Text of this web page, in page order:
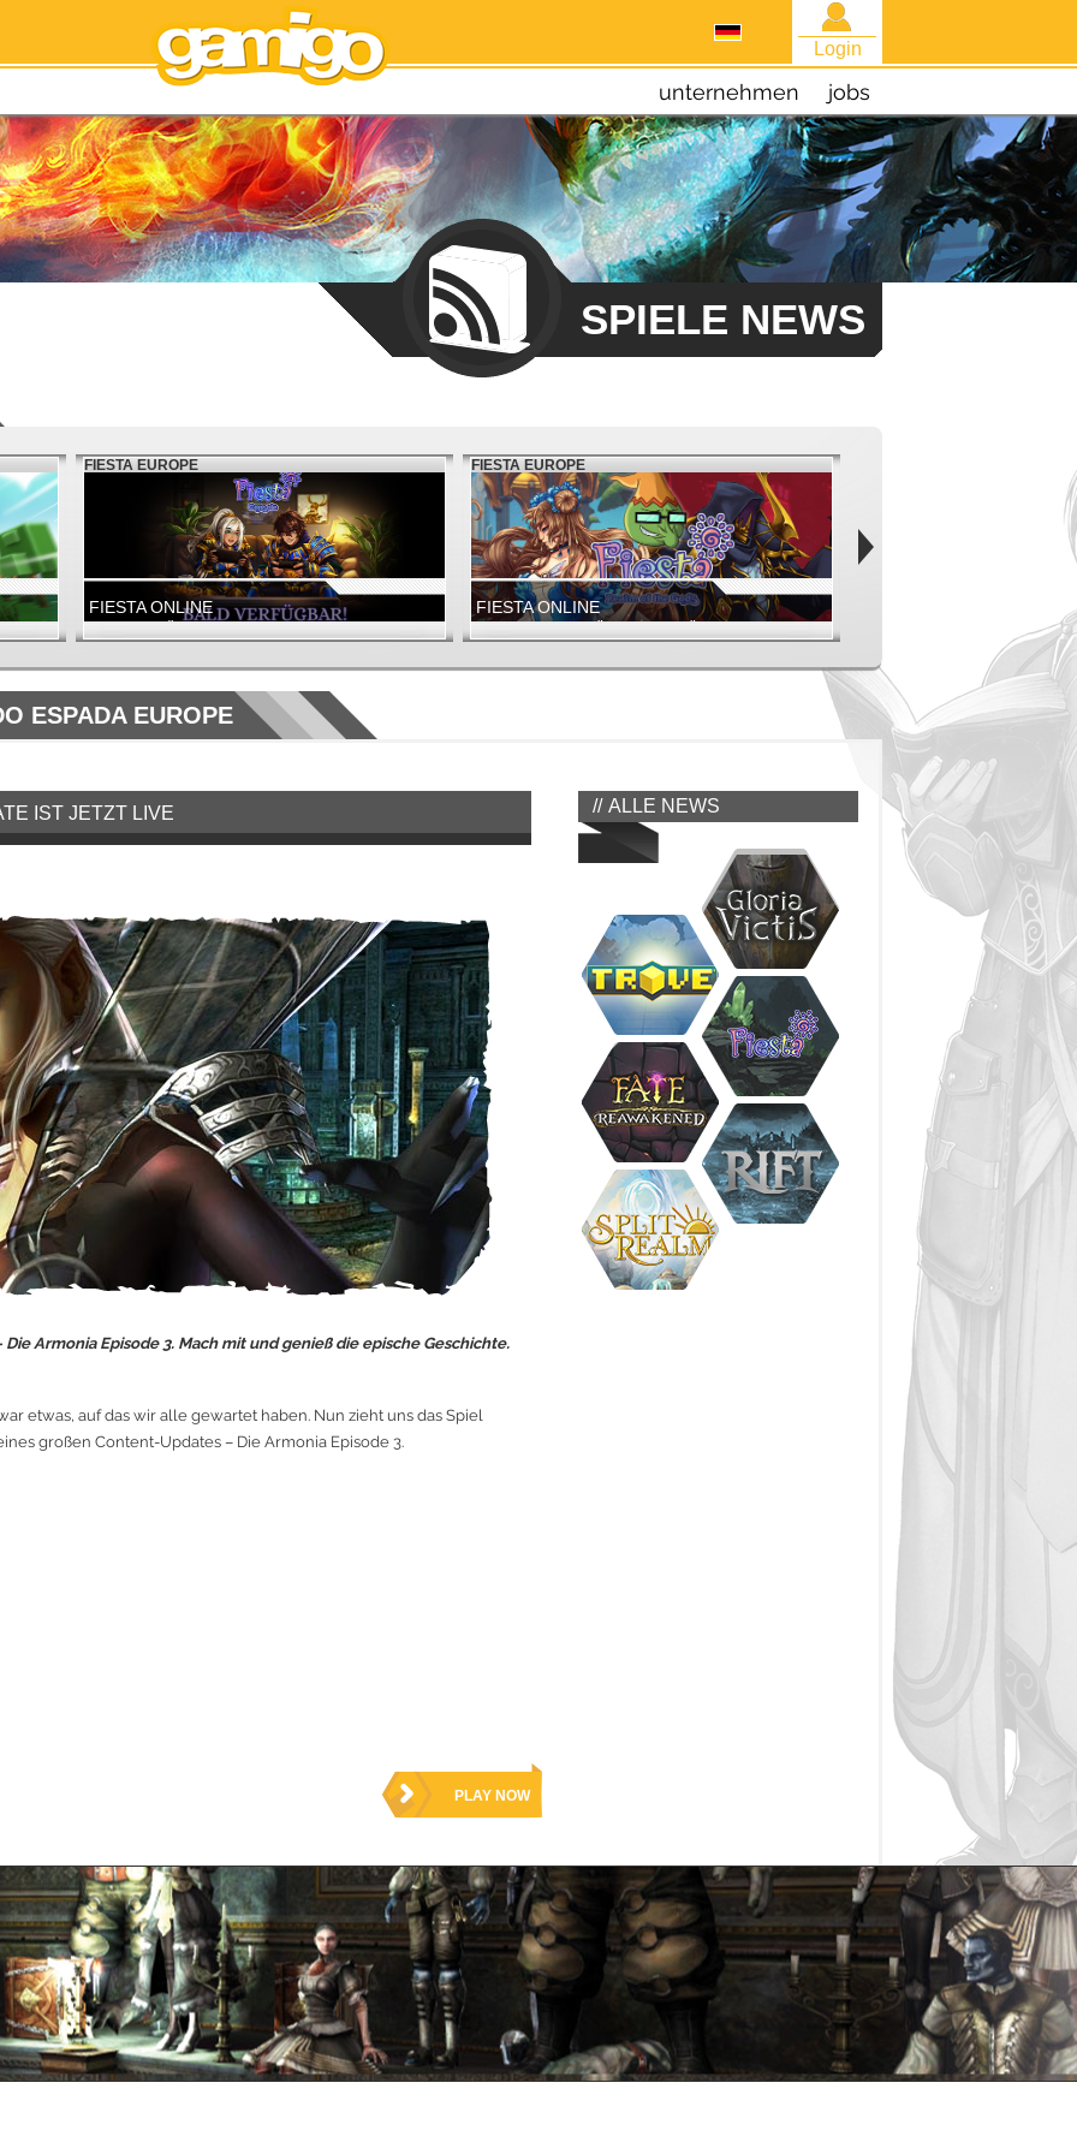
Login
unternehmen jobs
SPIELE NEWS
FIESTA EUROPE
FIESTA ONLINE
FIESTA EUROPE
FIESTA ONLINE
NEUE DUNGEONS, MONSTER
FIESTA EUROPE
FIESTA ONLINE
BENNY DER WEIHNACHTS-ELF ERWARTET DICH!
RIFT
DIE FRÖHLICHSTE ZEIT DES JAHRES BEI RIFT IST DA!
FIESTA EUROPE
FIESTA ONLINE
UPDATE AUF LEVEL 145
ESPADA EUROPE
ALLE NEWS
IST JETZT LIVE
Armonia Episode 3. Mach mit und genieß die epische Geschichte.
etwas, auf das wir alle gewartet haben. Nun zieht uns das Spiel
großen Content-Updates – Die Armonia Episode 3.
PLAY NOW